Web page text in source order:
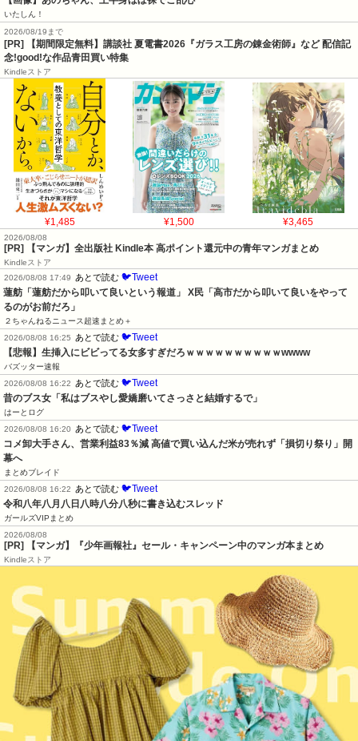
いたしん！
2026/08/19まで
[PR] 【期間限定無料】講談社 夏電書2026『ガラス工房の錬金術師』など 配信記
念!good!な作品青田買い特集
Kindleストア
¥1,485 ¥1,500 ¥3,465
2026/08/08
[PR] 【マンガ】全出版社 Kindle本 高ポイント還元中の青年マンガまとめ
Kindleストア
2026/08/08 17:49
あとで読む 🐦Tweet
蓮舫「蓮舫だから叩いて良いという報道」 X民「高市だから叩いて良いをやって
るのがお前だろ」
２ちゃんねるニュース超速まとめ＋
2026/08/08 16:25
あとで読む 🐦Tweet
【悲報】生挿入にビビってる女多すぎだろｗｗｗｗｗｗｗｗｗｗwwww
バズッター速報
2026/08/08 16:22
あとで読む 🐦Tweet
昔のブス女「私はブスやし愛嬌磨いてさっさと結婚するで」
はーとログ
2026/08/08 16:20
あとで読む 🐦Tweet
コメ卸大手さん、営業利益83％減 高値で買い込んだ米が売れず「損切り祭り」開
幕へ
まとめブレイド
2026/08/08 16:22
あとで読む 🐦Tweet
令和八年八月八日八時八分八秒に書き込むスレッド
ガールズVIPまとめ
2026/08/08
[PR] 【マンガ】『少年画報社』セール・キャンペーン中のマンガ本まとめ
Kindleストア